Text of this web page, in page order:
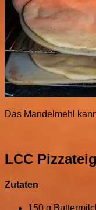
Das Mandelmehl
LCC
Zutaten
150 g